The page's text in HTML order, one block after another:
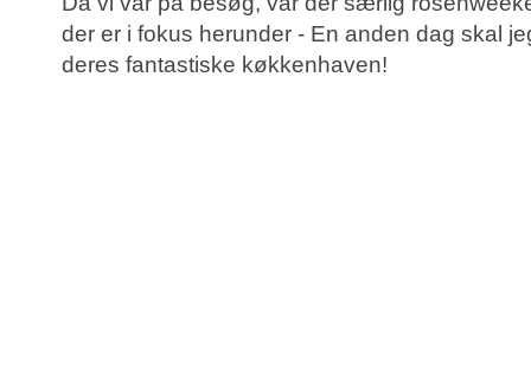
der er i fokus herunder - En anden dag skal
deres fantastiske køkkenhaven!